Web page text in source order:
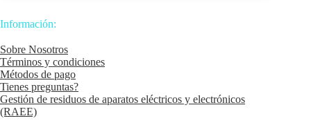
Información:
Sobre Nosotros
Términos y condiciones
Métodos de pago
Tienes preguntas?
Gestión de residuos de aparatos eléctricos y electrónicos
(RAEE)